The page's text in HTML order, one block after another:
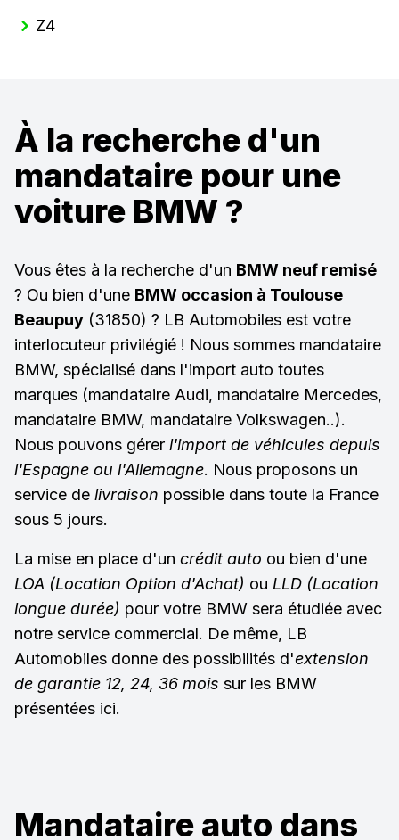
Z4
À la recherche d'un
mandataire pour une
voiture BMW ?
Vous êtes à la recherche d'un BMW neuf remisé
? Ou bien d'une BMW occasion à Toulouse
Beaupuy (31850) ? LB Automobiles est votre
interlocuteur privilégié ! Nous sommes mandataire
BMW, spécialisé dans l'import auto toutes
marques (mandataire Audi, mandataire Mercedes,
mandataire BMW, mandataire Volkswagen..).
Nous pouvons gérer l'import de véhicules depuis
l'Espagne ou l'Allemagne. Nous proposons un
service de livraison possible dans toute la France
sous 5 jours.
La mise en place d'un crédit auto ou bien d'une
LOA (Location Option d'Achat) ou LLD (Location
longue durée) pour votre BMW sera étudiée avec
notre service commercial. De même, LB
Automobiles donne des possibilités d'extension
de garantie 12, 24, 36 mois sur les BMW
présentées ici.
Mandataire auto dans